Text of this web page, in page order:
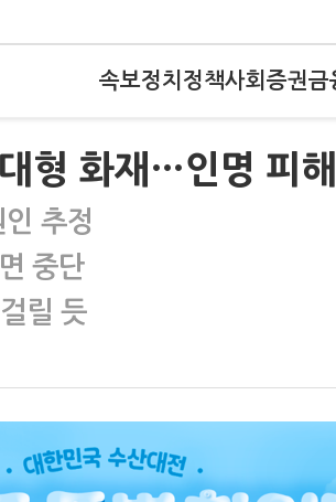
속보정치 정책사회 증권금
형 화재…인명 피
추정
중단
릴 듯